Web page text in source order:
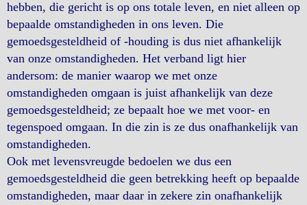
hebben, die gericht is op ons totale leven, en niet alleen op
bepaalde omstandigheden in ons leven. Die
gemoedsgesteldheid of -houding is dus niet afhankelijk
van onze omstandigheden. Het verband ligt hier
andersom: de manier waarop we met onze
omstandigheden omgaan is juist afhankelijk van deze
gemoedsgesteldheid; ze bepaalt hoe we met voor- en
tegenspoed omgaan. In die zin is ze dus onafhankelijk van
omstandigheden.
Ook met levensvreugde bedoelen we dus een
gemoedsgesteldheid die geen betrekking heeft op bepaalde
omstandigheden, maar daar in zekere zin onafhankelijk